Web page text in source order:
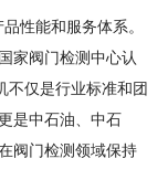
性能和服务体系。
家阀门检测中心认
不仅是行业标准和团
是中石油、中石
阀门检测领域保持